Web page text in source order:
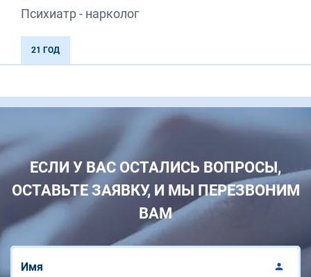
Психиатр - нарколог
21 ГОД
ЕСЛИ У ВАС ОСТАЛИСЬ ВОПРОСЫ,
ОСТАВЬТЕ ЗАЯВКУ, И МЫ ПЕРЕЗВОНИМ
ВАМ